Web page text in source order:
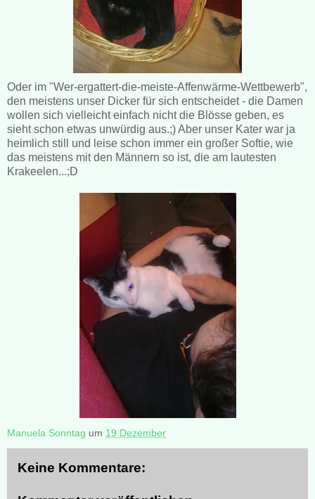
Oder im "Wer-ergattert-die-meiste-Affenwärme-Wettbewerb",
den meistens unser Dicker für sich entscheidet - die Damen
wollen sich vielleicht einfach nicht die Blösse geben, es
sieht schon etwas unwürdig aus.;) Aber unser Kater war ja
heimlich still und leise schon immer ein großer Softie, wie
das meistens mit den Männern so ist, die am lautesten
Krakeelen...;D
Manuela Sonntag um 19 Dezember
Keine Kommentare: